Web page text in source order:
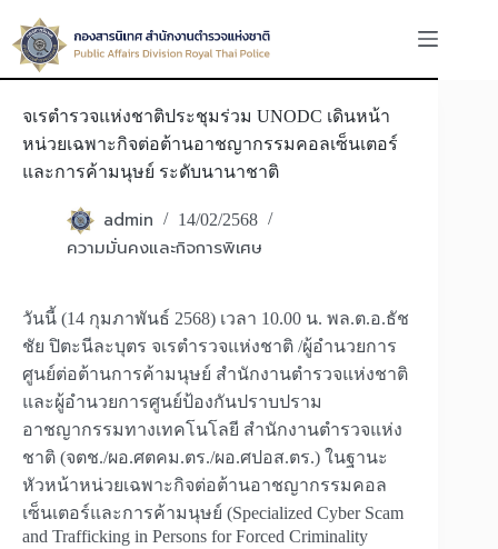
to
content
จเรตำรวจแห่งชาติประชุมร่วม UNODC เดินหน้า
หน่วยเฉพาะกิจต่อต้านอาชญากรรมคอลเซ็นเตอร์
และการค้ามนุษย์ ระดับนานาชาติ
admin 14/02/2568
ความมั่นคงและกิจการพิเศษ
วันนี้ (14 กุมภาพันธ์ 2568) เวลา 10.00 น. พล.ต.อ.ธัช
ชัย ปิตะนีละบุตร จเรตำรวจแห่งชาติ /ผู้อำนวยการ
ศูนย์ต่อต้านการค้ามนุษย์ สำนักงานตำรวจแห่งชาติ
และผู้อำนวยการศูนย์ป้องกันปราบปราม
อาชญากรรมทางเทคโนโลยี สำนักงานตำรวจแห่ง
ชาติ (จตช./ผอ.ศตคม.ตร./ผอ.ศปอส.ตร.) ในฐานะ
หัวหน้าหน่วยเฉพาะกิจต่อต้านอาชญากรรมคอล
เซ็นเตอร์และการค้ามนุษย์ (Specialized Cyber Scam
and Trafficking in Persons for Forced Criminality